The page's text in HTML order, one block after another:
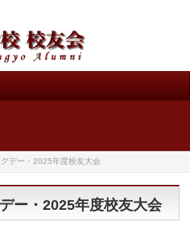
デー・2025年度校友大会
ー・2025年度校友大会